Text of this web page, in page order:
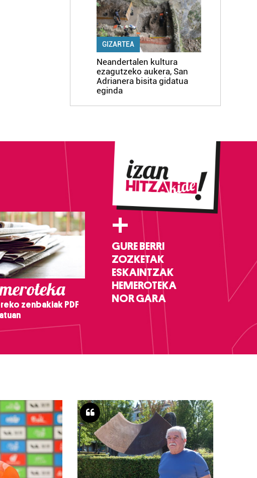
GIZARTEA
Neandertalen kultura
ezagutzeko aukera, San
Adrianera bisita gidatua
eginda
zenbakiak PDF
+
GURE BERRI
ZOZKETAK
ESKAINTZAK
HEMEROTEKA
NOR GARA